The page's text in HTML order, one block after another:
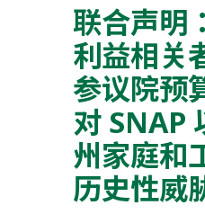
联合声明
利益相关
参议院预
对 SNAP
州家庭和
历史性威